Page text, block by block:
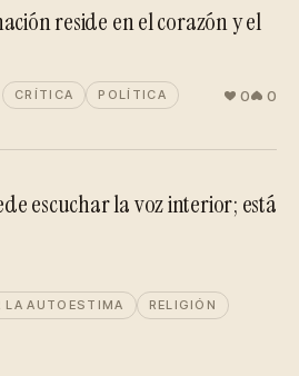
reside en el corazón y el
CRÍTICA POLÍTICA 0 0
escuchar la voz interior; está
LA AUTOESTIMA RELIGIÓN